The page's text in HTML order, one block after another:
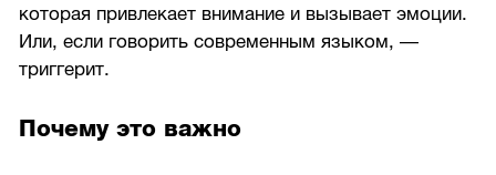
которая привлекает внимание и вызывает эмоции.
Или, если говорить современным языком, —
триггерит.
Почему это важно